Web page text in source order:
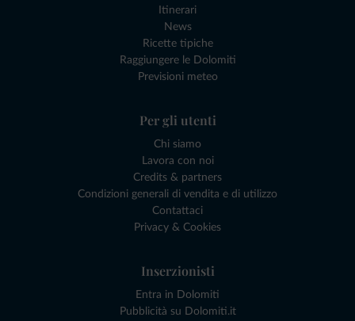
Itinerari
News
Ricette tipiche
Raggiungere le Dolomiti
Previsioni meteo
Per gli utenti
Chi siamo
Lavora con noi
Credits & partners
Condizioni generali di vendita e di utilizzo
Contattaci
Privacy & Cookies
Inserzionisti
Entra in Dolomiti
Pubblicità su Dolomiti.it